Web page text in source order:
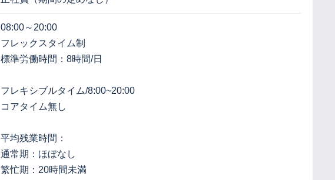
08:00～20:00
フレックスタイム制
標準労働時間：8時間/日
フレキシブルタイム/8:00~20:00
コアタイム無し
平均残業時間：
通常期：ほぼなし
繁忙期：20時間未満